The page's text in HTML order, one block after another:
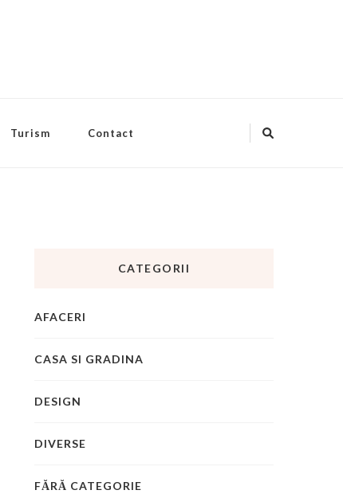
Turism Contact
CATEGORII
AFACERI
CASA SI GRADINA
DESIGN
DIVERSE
FĂRĂ CATEGORIE